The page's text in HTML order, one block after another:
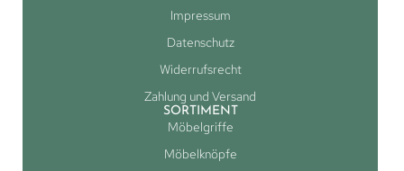
Impressum
Datenschutz
Widerrufsrecht
Zahlung und Versand
SORTIMENT
Möbelgriffe
Möbelknöpfe